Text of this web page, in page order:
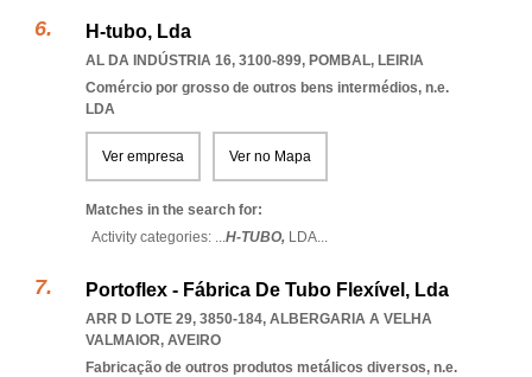
H-tubo, Lda
AL DA INDÚSTRIA 16, 3100-899, POMBAL, LEIRIA
Comércio por grosso de outros bens intermédios, n.e.
LDA
Ver empresa Ver no Mapa
Matches in the search for:
Activity categories: ...H-TUBO, LDA...
Portoflex - Fábrica De Tubo Flexível, Lda
ARR D LOTE 29, 3850-184, ALBERGARIA A VELHA
VALMAIOR, AVEIRO
Fabricação de outros produtos metálicos diversos, n.e.